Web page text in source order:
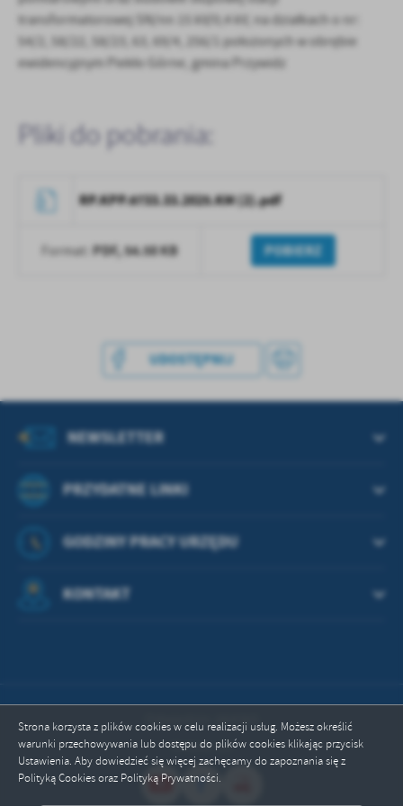
Strona korzysta z plików cookies w celu realizacji usług. Możesz określić
warunki przechowywania lub dostępu do plików cookies klikając przycisk
Ustawienia. Aby dowiedzieć się więcej zachęcamy do zapoznania się z
Polityką Cookies oraz Polityką Prywatności.
treści w postaci wiadomości, ofert, komunikatów mediów
społecznościowych.
transformatorowej SN/nn 15 kV/0,4 kV, na działkach o nr:
54/2, 58/22, 58/23, 63, 69/4, 256/1 położonych w obrębie
ewidencyjnym Piekło Górne, gmina Przywidz
Pliki do pobrania:
RP.KPP.6733.33.2025.KM (2).pdf
Format: PDF, 54.58 KB POBIERZ
UDOSTĘPNIJ
PRZYDATNE LINKI
NEWSLETTER
GODZINY PRACY URZĘDU
KONTAKT
Odwiedzin: 664365
Online: 13